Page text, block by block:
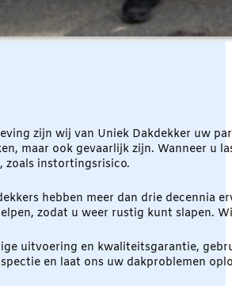
zijn wij van Uniek Dakdekker uw
maar ook gevaarlijk zijn. Wanneer u
zoals instortingsrisico.
hebben meer dan drie decennia
zodat u weer rustig kunt slapen.
uitvoering en kwaliteitsgarantie,
en laat ons uw dakproblemen